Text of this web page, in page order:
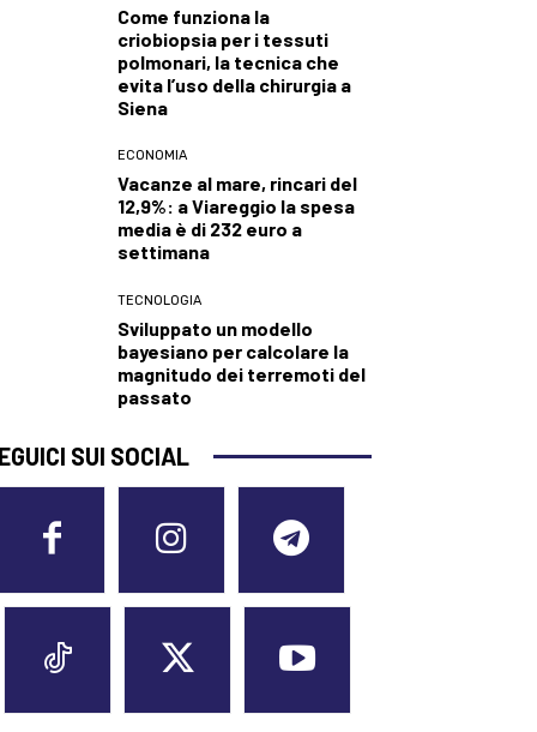
Come funziona la
criobiopsia per i tessuti
polmonari, la tecnica che
evita l’uso della chirurgia a
Siena
ECONOMIA
Vacanze al mare, rincari del
12,9%: a Viareggio la spesa
media è di 232 euro a
settimana
TECNOLOGIA
Sviluppato un modello
bayesiano per calcolare la
magnitudo dei terremoti del
passato
SUI SOCIAL